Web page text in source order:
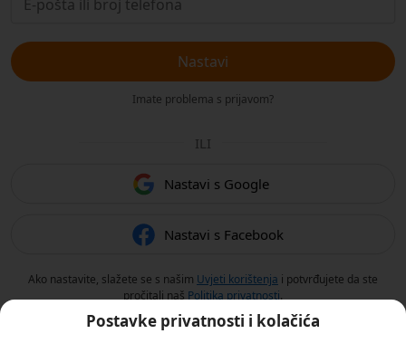
Nastavi
Imate problema s prijavom?
ILI
Nastavi s Google
Nastavi s Facebook
Ako nastavite, slažete se s našim Uvjeti korištenja i potvrđujete da ste
pročitali naš Politika privatnosti.
Postavke privatnosti i kolačića